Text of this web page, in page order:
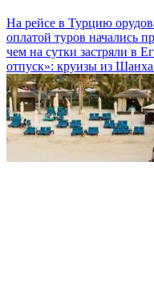
На рейсе в Турцию
оплатой туров начались
чем на сутки застряли в
отпуск»: круизы из